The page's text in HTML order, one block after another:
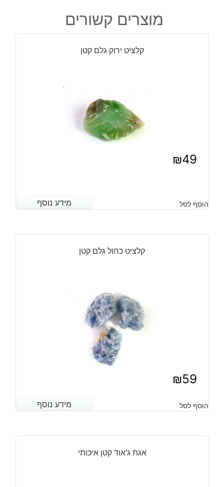
חלוק
גדול
מוצרים קשורים
קלציט ירוק גלם קטן
₪49
מידע נוסף הוסף לסל מידע נוסף
קלציט כחול גלם קטן
₪59
מידע נוסף הוסף לסל מידע נוסף
אגת ג'אוד קטן איכותי